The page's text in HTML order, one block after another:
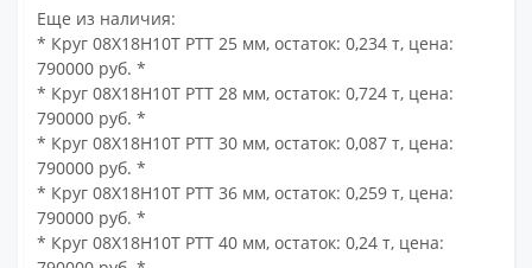
Еще из наличия:
* Круг 08Х18Н10Т РТТ 25 мм, остаток: 0,234 т, цена:
790000 руб. *
* Круг 08Х18Н10Т РТТ 28 мм, остаток: 0,724 т, цена:
790000 руб. *
* Круг 08Х18Н10Т РТТ 30 мм, остаток: 0,087 т, цена:
790000 руб. *
* Круг 08Х18Н10Т РТТ 36 мм, остаток: 0,259 т, цена:
790000 руб. *
* Круг 08Х18Н10Т РТТ 40 мм, остаток: 0,24 т, цена: